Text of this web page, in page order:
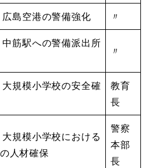
島空港の警備強化 〃
筋駅への警備派出所
〃
規模小学校の安全確
教育
長
規模小学校における
人材確保
警察
本部
長